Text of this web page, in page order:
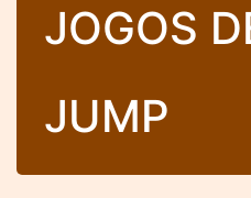
JOGOS
JUMP